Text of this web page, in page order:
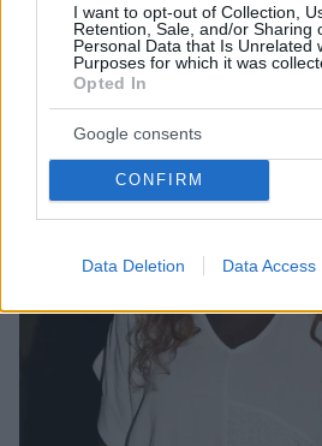
I want to opt-out of Collection,
Retention, Sale, and/or Sharing
Personal Data that Is Unrelated
Purposes for which it was
Opted In
Google consents
CONFIRM
Data Deletion Data Access